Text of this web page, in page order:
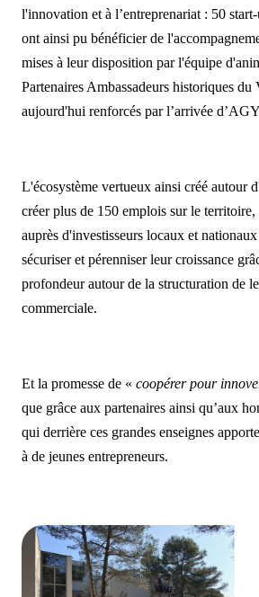
l'innovation et à l’entreprenariat : 50
ont ainsi pu bénéficier de
mises à leur disposition par l'équipe
Partenaires Ambassadeurs historiques
aujourd'hui renforcés par l’arrivée
L'écosystème vertueux ainsi créé autour
créer plus de 150 emplois sur le
auprès d'investisseurs locaux et
sécuriser et pérenniser leur croissance
profondeur autour de la structuration de
commerciale.
Et la promesse de « coopérer pour
que grâce aux partenaires ainsi qu’aux
qui derrière ces grandes enseignes
à de jeunes entrepreneurs.